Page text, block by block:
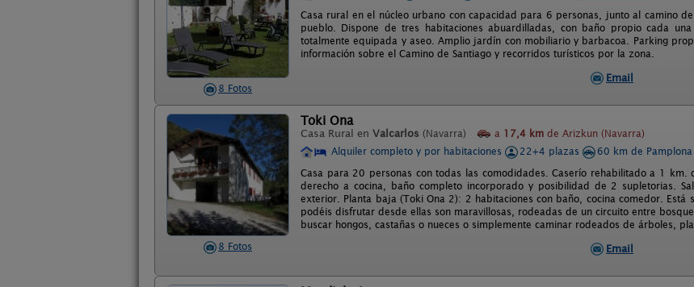
8 Fotos
Casa rural en el núcleo urbano con capacidad para 6 personas, junto al camino
pueblo. Dispone de tres habitaciones abuardilladas, con baño propio cada
totalmente equipada y aseo. Amplio jardín con mobiliario y barbacoa. Parking
información sobre el Camino de Santiago y recorridos turísticos por la zona.
Email
8 Fotos
Toki Ona
Casa Rural en Valcarlos (Navarra) a 17,4 km de Arizkun (Navarra)
Alquiler completo y por habitaciones
22+4 plazas
60 km de Pamplona
Casa para 20 personas con todas las comodidades. Caserío rehabilitado a 1
derecho a cocina, baño completo incorporado y posibilidad de 2 supletorias.
exterior. Planta baja (Toki Ona 2): 2 habitaciones con baño, cocina comedor.
podéis disfrutar desde ellas son maravillosas, rodeadas de un circuito entre
buscar hongos, castañas o nueces o simplemente caminar rodeados de árboles,
Email